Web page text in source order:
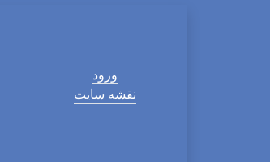
ورود
نقشه سایت